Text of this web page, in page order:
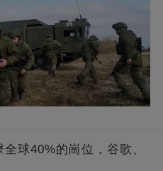
球40%的崗位，谷歌、